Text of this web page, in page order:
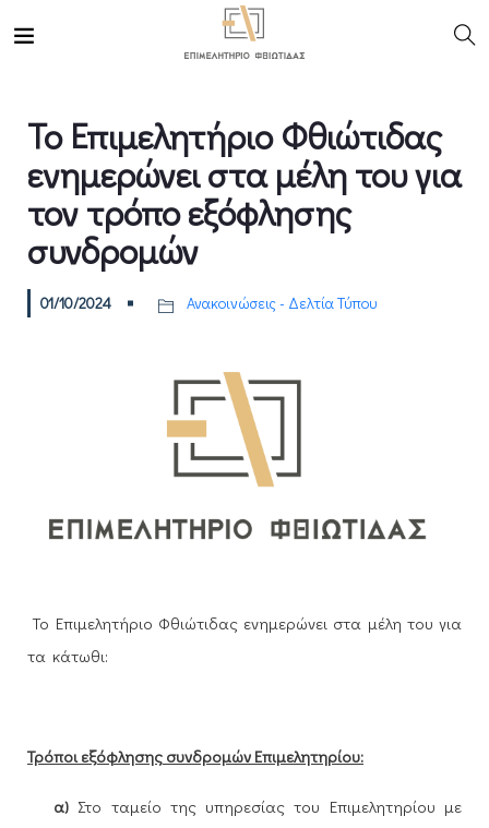
Το Επιμελητήριο Φθιώτιδας
ενημερώνει στα μέλη του για
τον τρόπο εξόφλησης
συνδρομών
01/10/2024 Ανακοινώσεις - Δελτία Τύπου
Το Επιμελητήριο Φθιώτιδας ενημερώνει στα μέλη του για
τα κάτωθι:
Τρόποι εξόφλησης συνδρομών Επιμελητηρίου:
α) Στο ταμείο της υπηρεσίας του Επιμελητηρίου με